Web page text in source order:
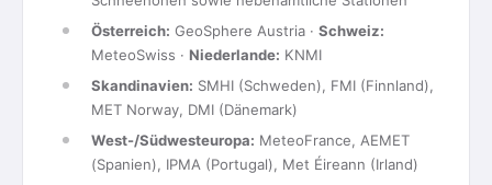
Österreich: GeoSphere Austria · Schweiz:
MeteoSwiss · Niederlande: KNMI
Skandinavien: SMHI (Schweden), FMI (Finnland),
MET Norway, DMI (Dänemark)
West-/Südwesteuropa: MeteoFrance, AEMET
(Spanien), IPMA (Portugal), Met Éireann (Irland)